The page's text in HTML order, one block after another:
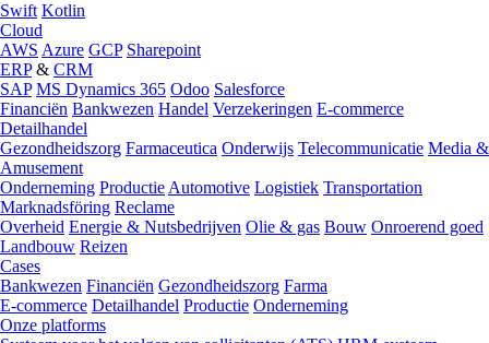
Swift Kotlin
Cloud
AWS Azure GCP Sharepoint
ERP& CRM
SAP MS Dynamics 365 Odoo Salesforce
Financiën Bankwezen Handel Verzekeringen E-commerce
Detailhandel
Gezondheidszorg Farmaceutica Onderwijs Telecommunicatie Media &
Amusement
Onderneming Productie Automotive Logistiek Transportation
Marknadsföring Reclame
Overheid Energie & Nutsbedrijven Olie & gas Bouw Onroerend goed
Landbouw Reizen
Cases
Bankwezen Financiën Gezondheidszorg Farma
E-commerce Detailhandel Productie Onderneming
Onze platforms